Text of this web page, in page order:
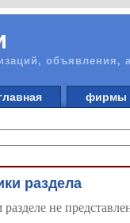
объявления,
раздела
не